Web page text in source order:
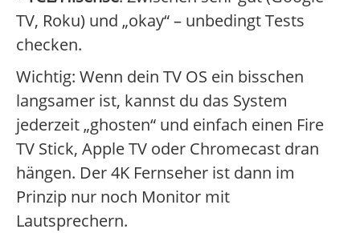
TV, Roku) und „okay“ – unbedingt Tests
checken.
Wichtig: Wenn dein TV OS ein bisschen
langsamer ist, kannst du das System
jederzeit „ghosten“ und einfach einen Fire
TV Stick, Apple TV oder Chromecast dran
hängen. Der 4K Fernseher ist dann im
Prinzip nur noch Monitor mit
Lautsprechern.